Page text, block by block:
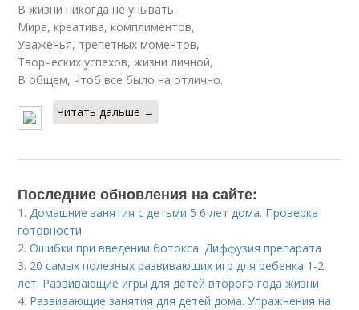
В жизни никогда не унывать.
Мира, креатива, комплиментов,
Уваженья, трепетных моментов,
Творческих успехов, жизни личной,
В общем, чтоб все было на отлично.
Читать дальше →
Последние обновления на сайте:
1.Домашние занятия с детьми 5 6 лет дома. Проверка
готовности
2.Ошибки при введении ботокса. Диффузия препарата
3. 20 самых полезных развивающих игр для ребенка 1-2
лет. Развивающие игры для детей второго года жизни
4. Развивающие занятия для детей дома. Упражнения на